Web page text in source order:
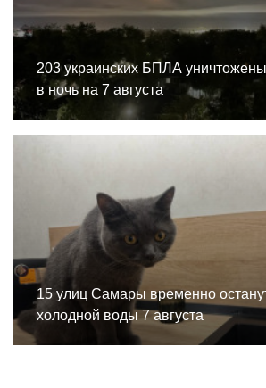
203 украинских БПЛА
в ночь на 7 августа
15 улиц Самары временно
холодной воды 7 августа